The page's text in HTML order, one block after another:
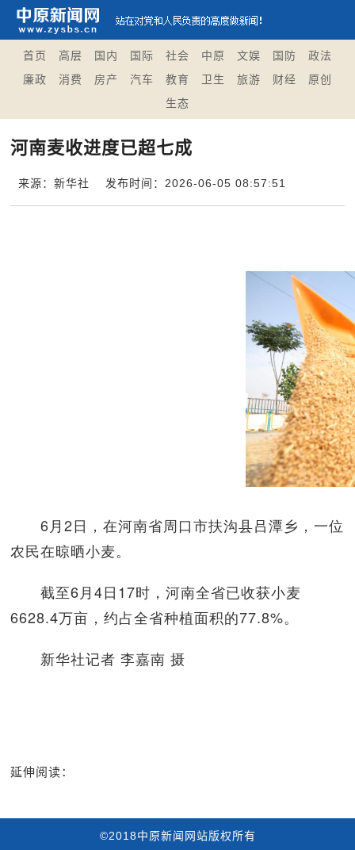
首页 高层 国内 国际 社会 中原 文娱 国防
政法
廉政
消费 房产 汽车 教育 卫生 旅游 财经
原创
生态
河南麦收进度已超七成
来源：新华社 发布时间：2026-06-05 08:57:51
6月2日，在河南省周口市扶沟县吕潭乡，一位
农民在晾晒小麦。
截至6月4日17时，河南全省已收获小麦
6628.4万亩，约占全省种植面积的77.8%。
新华社记者 李嘉南 摄
延伸阅读：
©2018中原新闻网站版权所有